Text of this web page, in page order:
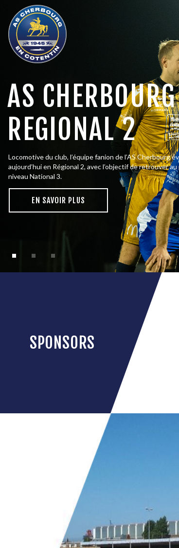
AS CHERBOURG
REGIONAL 2
Locomotive du club, l’équipe fanion de l’AS Cherbourg
aujourd’hui en Régional 2, avec l’objectif de retrouver
niveau National 3.
E N SAVO R P LUS
SPONSORS